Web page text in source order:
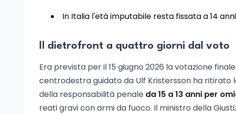
In Italia l'età imputabile resta fissata a 14
Il dietrofront a quattro giorni dal voto
Era prevista per il 15 giugno 2026 la votazione
centrodestra guidato da Ulf Kristersson ha
della responsabilità penale da15 a 13 anni per
reati gravi con armi da fuoco. Il ministro della